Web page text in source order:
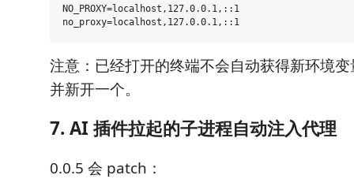
NO_PROXY=localhost,127.0.0.1,::1
注意：已经打开的终端不会自动获得新环境
并新开一个。
7. AI 插件拉起的子进程自动注入代理
0.0.5 会 patch：